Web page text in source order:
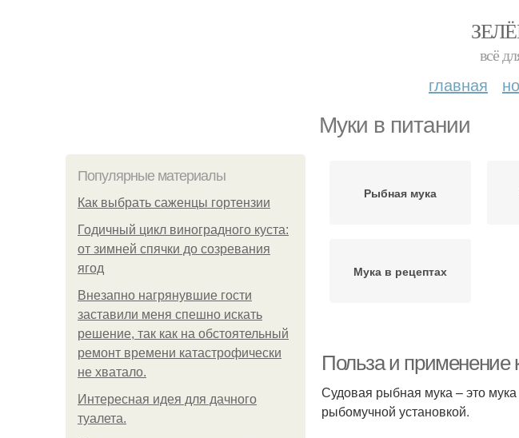
всё
главная
Муки в питании
Популярные материалы
Как выбрать саженцы гортензии
Годичный цикл виноградного куста:
от зимней спячки до созревания
ягод
Внезапно нагрянувшие гости
заставили меня спешно искать
решение, так как на обстоятельный
ремонт времени катастрофически
не хватало.
Интересная идея для дачного
туалета.
Рыбная мука
Мука в рецептах
Польза и применение
Судовая рыбная мука – это
рыбомучной установкой.